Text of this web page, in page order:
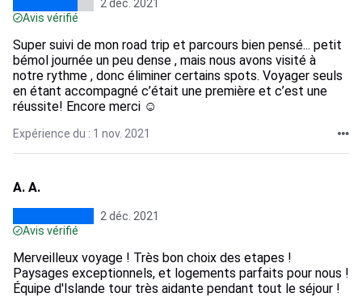
2 déc. 2021
Avis vérifié
Super suivi de mon road trip et parcours bien pensé... petit
bémol journée un peu dense , mais nous avons visité à
notre rythme , donc éliminer certains spots. Voyager seuls
en étant accompagné c’était une première et c’est une
réussite! Encore merci ☺️
Expérience du : 1 nov. 2021
A. A.
2 déc. 2021
Avis vérifié
Merveilleux voyage ! Très bon choix des etapes !
Paysages exceptionnels, et logements parfaits pour nous !
Équipe d'Islande tour très aidante pendant tout le séjour !